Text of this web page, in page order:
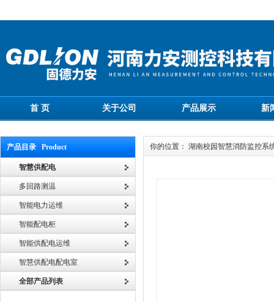
首 页 关于公司 产品展示 新
产品目录 Product
智慧供配电
多回路测温
智能电力运维
智能配电柜
智能供配电运维
智慧供配电配电室
全部产品列表
你的位置： 湖南校园智慧消防监控系